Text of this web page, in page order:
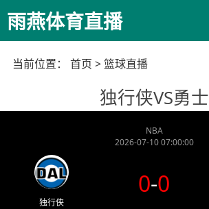
雨燕体育直播
当前位置： 首页 >篮球直播
独行侠VS勇士
NBA
2026-07-10 07:00:00
独行侠
0-0